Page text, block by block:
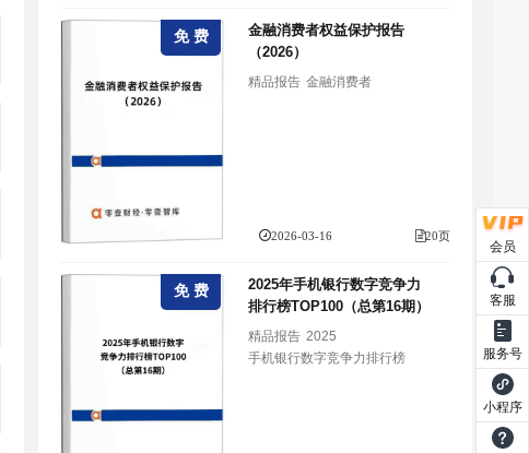
免 费
金融消费者权益保护报告
（2026）
精品报告 金融消费者
2026-03-16 20页
免 费
2025年手机银行数字竞争力
排行榜TOP100（总第16期）
精品报告 2025
手机银行数字竞争力排行榜
会员
客服
服务号
小程序